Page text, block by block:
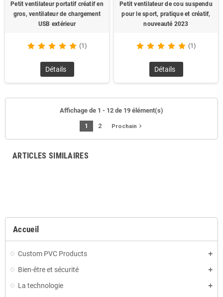
Accueil
Custom PVC Products
Bien-être et sécurité
La technologie
Petit ventilateur portatif créatif en
gros, ventilateur de chargement
USB extérieur
(1)
Détails
Petit ventilateur de cou suspendu
pour le sport, pratique et créatif,
nouveauté 2023
(1)
Détails
Affichage de 1 - 12 de 19 élément(s)
1 2 Prochain navigate_next
ARTICLES SIMILAIRES